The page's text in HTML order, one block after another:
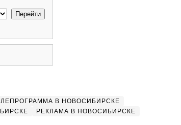
В НОВОСИБИРСКЕ
РЕКЛАМА В НОВОСИБИРСКЕ